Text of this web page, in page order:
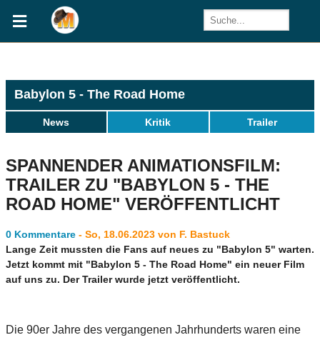
Babylon 5 - The Road Home
News Kritik Trailer
SPANNENDER ANIMATIONSFILM:
TRAILER ZU "BABYLON 5 - THE
ROAD HOME" VERÖFFENTLICHT
0 Kommentare - So, 18.06.2023 von F. Bastuck
Lange Zeit mussten die Fans auf neues zu "Babylon 5" warten.
Jetzt kommt mit "Babylon 5 - The Road Home" ein neuer Film
auf uns zu. Der Trailer wurde jetzt veröffentlicht.
Die 90er Jahre des vergangenen Jahrhunderts waren eine